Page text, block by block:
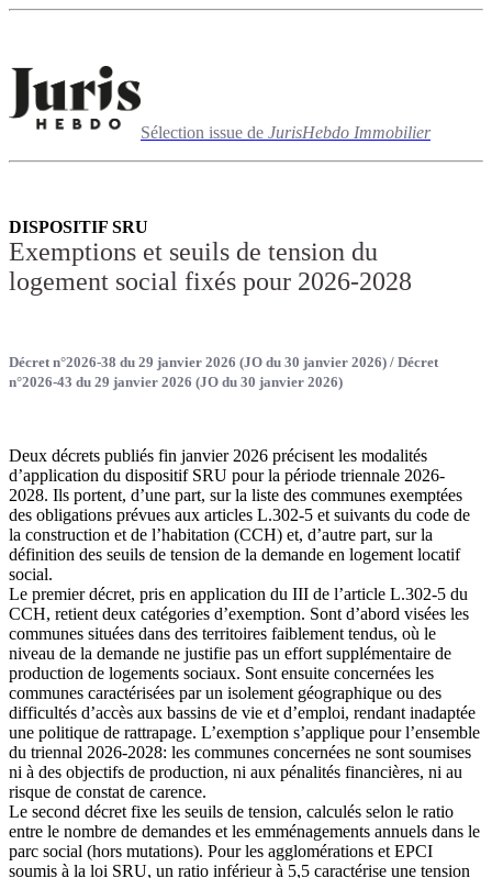
Sélection issue de JurisHebdo Immobilier
DISPOSITIF SRU
Exemptions et seuils de tension du
logement social fixés pour 2026-2028
Décret n°2026-38 du 29 janvier 2026 (JO du 30 janvier 2026) / Décret
n°2026-43 du 29 janvier 2026 (JO du 30 janvier 2026)
Deux décrets publiés fin janvier 2026 précisent les modalités
d’application du dispositif SRU pour la période triennale 2026-
2028. Ils portent, d’une part, sur la liste des communes exemptées
des obligations prévues aux articles L.302-5 et suivants du code de
la construction et de l’habitation (CCH) et, d’autre part, sur la
définition des seuils de tension de la demande en logement locatif
social.
Le premier décret, pris en application du III de l’article L.302-5 du
CCH, retient deux catégories d’exemption. Sont d’abord visées les
communes situées dans des territoires faiblement tendus, où le
niveau de la demande ne justifie pas un effort supplémentaire de
production de logements sociaux. Sont ensuite concernées les
communes caractérisées par un isolement géographique ou des
difficultés d’accès aux bassins de vie et d’emploi, rendant inadaptée
une politique de rattrapage. L’exemption s’applique pour l’ensemble
du triennal 2026-2028: les communes concernées ne sont soumises
ni à des objectifs de production, ni aux pénalités financières, ni au
risque de constat de carence.
Le second décret fixe les seuils de tension, calculés selon le ratio
entre le nombre de demandes et les emménagements annuels dans le
parc social (hors mutations). Pour les agglomérations et EPCI
soumis à la loi SRU, un ratio inférieur à 5,5 caractérise une tension